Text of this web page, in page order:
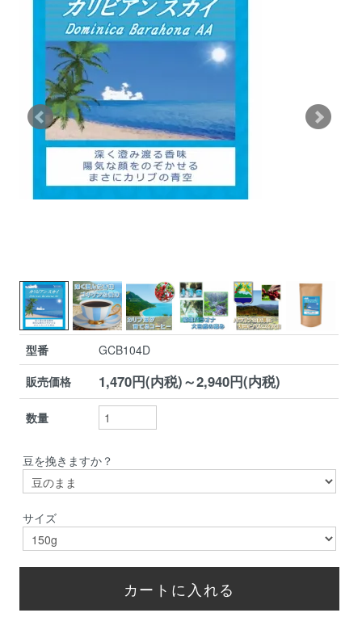
型番
GCB104D
販売価格
1,470円(内税)～2,940円(内税)
数量
豆を挽きますか？
サイズ